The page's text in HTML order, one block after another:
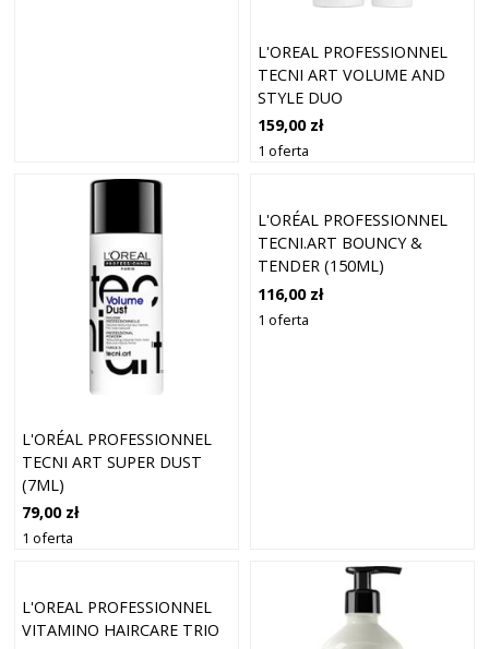
L'OREAL PROFESSIONNEL
TECNI ART VOLUME AND
STYLE DUO
159,00 zł
1 oferta
L'ORÉAL PROFESSIONNEL
TECNI ART SUPER DUST
(7ML)
79,00 zł
1 oferta
L'ORÉAL PROFESSIONNEL
TECNI.ART BOUNCY &
TENDER (150ML)
116,00 zł
1 oferta
L'OREAL PROFESSIONNEL
VITAMINO HAIRCARE TRIO